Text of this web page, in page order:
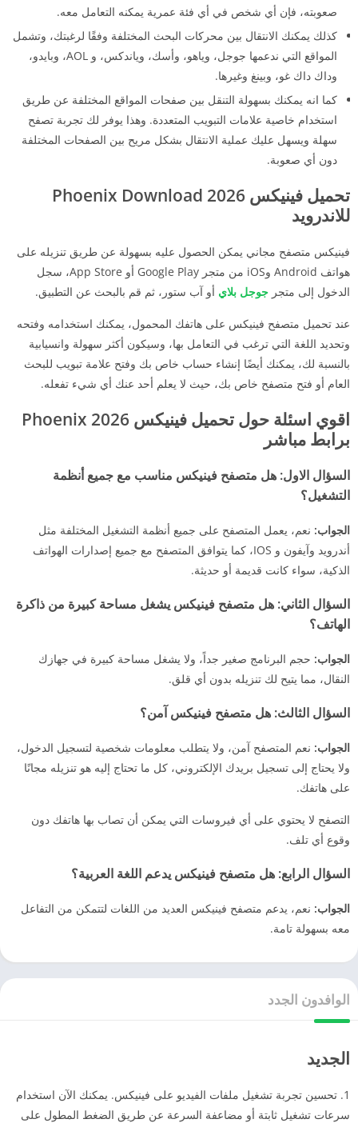
صعوبته، فإن أي شخص في أي فئة عمرية يمكنه التعامل معه.
كذلك يمكنك الانتقال بين محركات البحث المختلفة وفقًا لرغبتك، وتشمل
المواقع التي ندعمها جوجل، وياهو، وأسك، وياندكس، و AOL، وبايدو،
وداك داك غو، وبينغ وغيرها.
كما انه يمكنك بسهولة التنقل بين صفحات المواقع المختلفة عن طريق
استخدام خاصية علامات التبويب المتعددة. وهذا يوفر لك تجربة تصفح
سهلة ويسهل عليك عملية الانتقال بشكل مريح بين الصفحات المختلفة
دون أي صعوبة.
تحميل فينيكس 2026 Phoenix Download
للاندرويد
فينيكس متصفح مجاني يمكن الحصول عليه بسهولة عن طريق تنزيله على
هواتف Android وiOS من متجر Google Play أو App Store، سجل
الدخول إلى متجر جوجل بلاي أو آب ستور، ثم قم بالبحث عن التطبيق.
عند تحميل متصفح فينيكس على هاتفك المحمول، يمكنك استخدامه وفتحه
وتحديد اللغة التي ترغب في التعامل بها، وسيكون أكثر سهولة وانسيابية
بالنسبة لك، يمكنك أيضًا إنشاء حساب خاص بك وفتح علامة تبويب للبحث
العام أو فتح متصفح خاص بك، حيث لا يعلم أحد عنك أي شيء تفعله.
اقوي اسئلة حول تحميل فينيكس 2026 Phoenix
برابط مباشر
السؤال الاول: هل متصفح فينيكس مناسب مع جميع أنظمة
التشغيل؟
الجواب: نعم، يعمل المتصفح على جميع أنظمة التشغيل المختلفة مثل
أندرويد وآيفون و IOS، كما يتوافق المتصفح مع جميع إصدارات الهواتف
الذكية، سواء كانت قديمة أو حديثة.
السؤال الثاني: هل متصفح فينيكس يشغل مساحة كبيرة من ذاكرة
الهاتف؟
الجواب: حجم البرنامج صغير جداً، ولا يشغل مساحة كبيرة في جهازك
النقال، مما يتيح لك تنزيله بدون أي قلق.
السؤال الثالث: هل متصفح فينيكس آمن؟
الجواب: نعم المتصفح آمن، ولا يتطلب معلومات شخصية لتسجيل الدخول،
ولا يحتاج إلى تسجيل بريدك الإلكتروني، كل ما تحتاج إليه هو تنزيله مجانًا
على هاتفك.
التصفح لا يحتوي على أي فيروسات التي يمكن أن تصاب بها هاتفك دون
وقوع أي تلف.
السؤال الرابع: هل متصفح فينيكس يدعم اللغة العربية؟
الجواب: نعم، يدعم متصفح فينيكس العديد من اللغات لتتمكن من التفاعل
معه بسهولة تامة.
الوافدون الجدد
الجديد
1. تحسين تجربة تشغيل ملفات الفيديو على فينيكس. يمكنك الآن استخدام
سرعات تشغيل ثابتة أو مضاعفة السرعة عن طريق الضغط المطول على